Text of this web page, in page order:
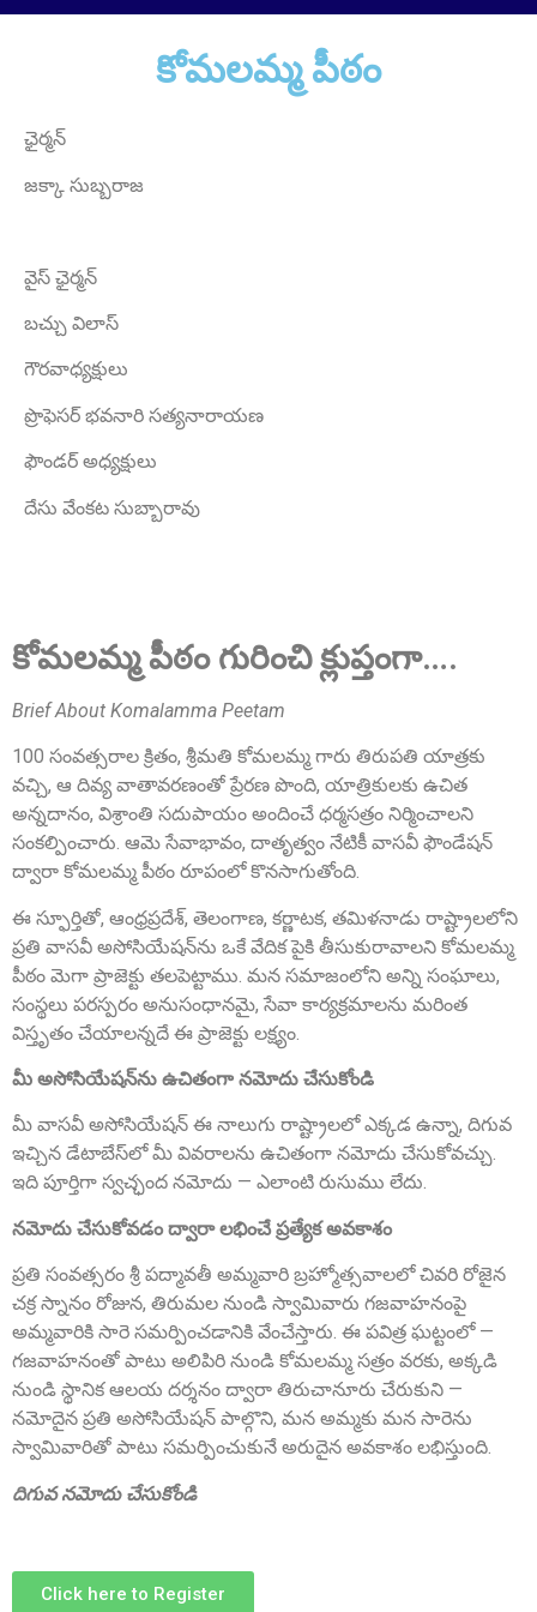
Sri Anna Ranganayakulu
Sri A.S. Aswathanarayana Setty
Founder Donor, Gowribidanur, Karnataka
Sri P.D. Gurumurthy
Sri Matta Raghavendra
Founder Donor, Bagepalli, Karnataka
కోమలమ్మ పీఠం
ఛైర్మన్
జక్కా సుబ్బరాజ
వైస్ ఛైర్మన్
బచ్చు విలాస్
గౌరవాధ్యక్షులు
ప్రొఫెసర్ భవనారి సత్యనారాయణ
ఫౌండర్ అధ్యక్షులు
దేసు వేంకట సుబ్బారావు
కోమలమ్మ పీఠం గురించి క్లుప్తంగా….
Brief About Komalamma Peetam
100 సంవత్సరాల క్రితం, శ్రీమతి కోమలమ్మ గారు తిరుపతి యాత్రకు
వచ్చి, ఆ దివ్య వాతావరణంతో ప్రేరణ పొంది, యాత్రికులకు ఉచిత
అన్నదానం, విశ్రాంతి సదుపాయం అందించే ధర్మసత్రం నిర్మించాలని
సంకల్పించారు. ఆమె సేవాభావం, దాతృత్వం నేటికీ వాసవీ ఫౌండేషన్
ద్వారా కోమలమ్మ పీఠం రూపంలో కొనసాగుతోంది.
ఈ స్ఫూర్తితో, ఆంధ్రప్రదేశ్, తెలంగాణ, కర్ణాటక, తమిళనాడు రాష్ట్రాలలోని
ప్రతి వాసవీ అసోసియేషన్‌ను ఒకే వేదిక పైకి తీసుకురావాలని కోమలమ్మ
పీఠం మెగా ప్రాజెక్టు తలపెట్టాము. మన సమాజంలోని అన్ని సంఘాలు,
సంస్థలు పరస్పరం అనుసంధానమై, సేవా కార్యక్రమాలను మరింత
విస్తృతం చేయాలన్నదే ఈ ప్రాజెక్టు లక్ష్యం.
మీ అసోసియేషన్‌ను ఉచితంగా నమోదు చేసుకోండి
మీ వాసవీ అసోసియేషన్ ఈ నాలుగు రాష్ట్రాలలో ఎక్కడ ఉన్నా, దిగువ
ఇచ్చిన డేటాబేస్‌లో మీ వివరాలను ఉచితంగా నమోదు చేసుకోవచ్చు.
ఇది పూర్తిగా స్వచ్ఛంద నమోదు — ఎలాంటి రుసుము లేదు.
నమోదు చేసుకోవడం ద్వారా లభించే ప్రత్యేక అవకాశం
ప్రతి సంవత్సరం శ్రీ పద్మావతీ అమ్మవారి బ్రహ్మోత్సవాలలో చివరి రోజైన
చక్ర స్నానం రోజున, తిరుమల నుండి స్వామివారు గజవాహనంపై
అమ్మవారికి సారె సమర్పించడానికి వేంచేస్తారు. ఈ పవిత్ర ఘట్టంలో —
గజవాహనంతో పాటు అలిపిరి నుండి కోమలమ్మ సత్రం వరకు, అక్కడి
నుండి స్థానిక ఆలయ దర్శనం ద్వారా తిరుచానూరు చేరుకుని —
నమోదైన ప్రతి అసోసియేషన్ పాల్గొని, మన అమ్మకు మన సారెను
స్వామివారితో పాటు సమర్పించుకునే అరుదైన అవకాశం లభిస్తుంది.
దిగువ నమోదు చేసుకోండి
Click here to Register